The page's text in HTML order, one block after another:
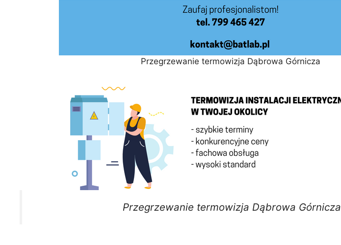
Przegrzewanie termowizja Dąbrowa Górnicza
Przegrzewanie termowizja Dąbrowa Górnicza